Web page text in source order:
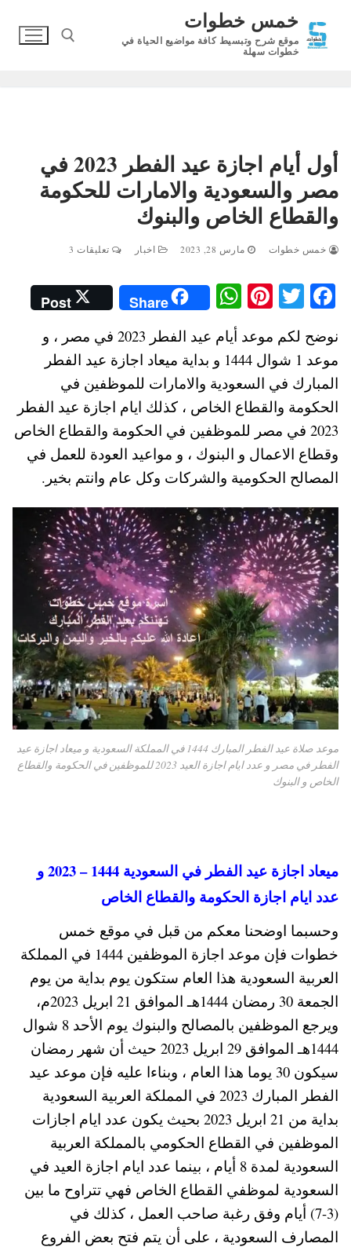
المحتوى
خمس خطوات
موقع شرح وتبسيط كافة مواضيع الحياة في
خطوات سهلة
أول أيام اجازة عيد الفطر 2023 في
مصر والسعودية والامارات للحكومة
والقطاع الخاص والبنوك
خمس خطوات مارس 28, 2023 اخبار تعليقات 3
Fa
ce
bo
ok
T
tte
r
Pi
nt
er
es
t
W
ha
ts
A
pp
Share
Post
نوضح لكم موعد أيام عيد الفطر 2023 في مصر ، و
موعد 1 شوال 1444 و بداية ميعاد اجازة عيد الفطر
المبارك في السعودية والامارات للموظفين في
الحكومة والقطاع الخاص ، كذلك ايام اجازة عيد الفطر
2023 في مصر للموظفين في الحكومة والقطاع الخاص
وقطاع الاعمال و البنوك ، و مواعيد العودة للعمل في
المصالح الحكومية والشركات وكل عام وانتم بخير.
موعد صلاة عيد الفطر المبارك 1444 في المملكة السعودية و ميعاد اجازة عيد
الفطر في مصر و عدد ايام اجازة العيد 2023 للموظفين في الحكومة والقطاع
الخاص و البنوك
ميعاد اجازة عيد الفطر في السعودية 1444 – 2023 و
عدد ايام اجازة الحكومة والقطاع الخاص
وحسبما اوضحنا معكم من قبل في موقع خمس
خطوات فإن موعد اجازة الموظفين 1444 في المملكة
العربية السعودية هذا العام ستكون يوم بداية من يوم
الجمعة 30 رمضان 1444هـ الموافق 21 ابريل 2023م،
ويرجع الموظفين بالمصالح والبنوك يوم الأحد 8 شوال
1444هـ الموافق 29 ابريل 2023 حيث أن شهر رمضان
سيكون 30 يوما هذا العام ، وبناءا عليه فإن موعد عيد
الفطر المبارك 2023 في المملكة العربية السعودية
بداية من 21 ابريل 2023 بحيث يكون عدد ايام اجازات
الموظفين في القطاع الحكومي بالمملكة العربية
السعودية لمدة 8 أيام ، بينما عدد ايام اجازة العيد في
السعودية لموظفي القطاع الخاص فهي تتراوح ما بين
(3-7) أيام وفق رغبة صاحب العمل ، كذلك في
المصارف السعودية ، على أن يتم فتح بعض الفروع